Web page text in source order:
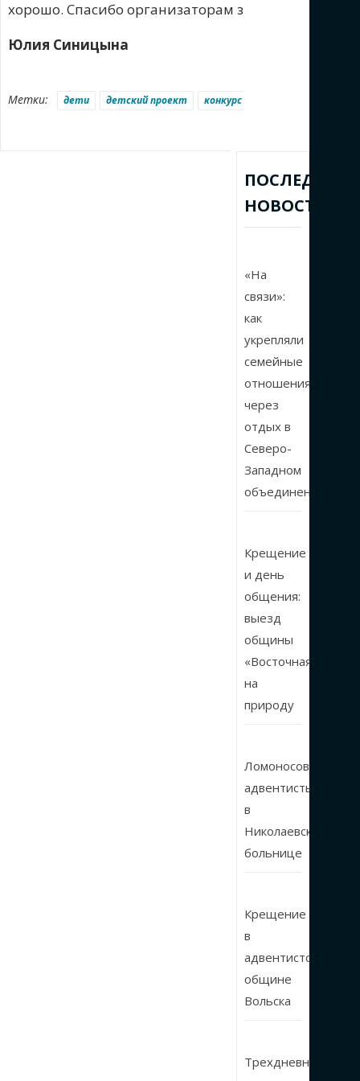
хорошо. Спасибо организаторам за проект,
Юлия Синицына
Метки: дети детский проект конкурс
ПОСЛЕДНИЕ
НОВОСТИ
«На
связи»:
как
укрепляли
семейные
отношения
через
отдых в
Северо-
Западном
объединении
Крещение
и день
общения:
выезд
общины
«Восточная»
на
природу
Ломоносовские
адвентисты
в
Николаевской
больнице
Крещение
в
адвентистской
общине
Вольска
Трехдневные